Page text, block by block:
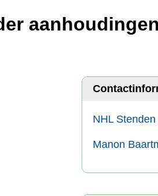
NHL
Manon